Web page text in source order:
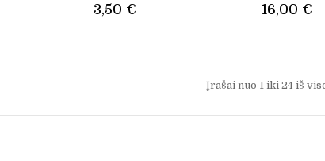
3,50 € 16,00 €
Įrašai nuo 1 iki 24 iš